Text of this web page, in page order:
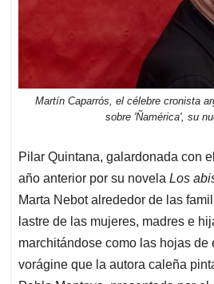
Martín Caparrós, el célebre cronista
sobre 'Ñamérica', su
Pilar Quintana, galardonada con
año anterior por su novela Los
Marta Nebot alrededor de las
lastre de las mujeres, madres e
marchitándose como las hojas de
vorágine que la autora caleña